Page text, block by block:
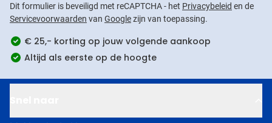
Dit formulier is beveiligd met reCAPTCHA - het Privacybeleid en de
Servicevoorwaarden van Googlezijn van toepassing.
€ 25,- korting op jouw volgende aankoop
Altijd als eerste op de hoogte